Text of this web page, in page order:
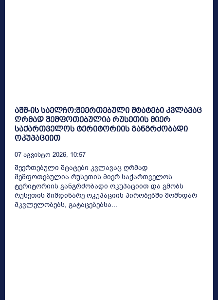
აშშ-ის საელჩო:შეერთებული შტატები კვლავაც
ღრმად შეშფოთებულია რუსეთის მიერ
საქართველოს ტერიტორიის განგრძობადი
ოკუპაციით
07 Აგვისტო 2026, 10:57
შეერთებული შტატები კვლავაც ღრმად
შეშფოთებულია რუსეთის მიერ საქართველოს
ტერიტორიის განგრძობადი ოკუპაციით და გმობს
რუსეთის მიმდინარე ოკუპაციის პირობებში მომხდარ
მკვლელობებს, გატაცებებსა...